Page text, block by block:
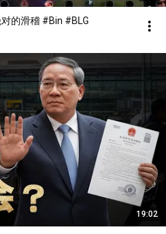
的滑稽 #Bin #BLG
19:02